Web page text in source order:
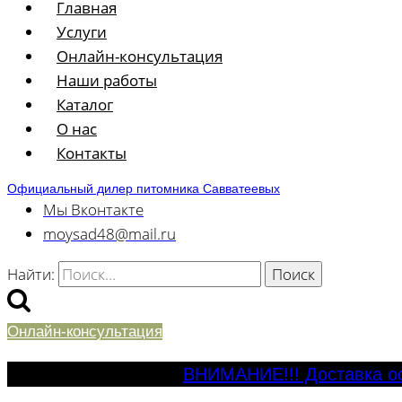
Главная
Услуги
Онлайн-консультация
Наши работы
Каталог
О нас
Контакты
Официальный дилер питомника Савватеевых
Мы Вконтакте
moysad48@mail.ru
Найти:
Онлайн-консультация
ВНИМАНИЕ!!! Доставка